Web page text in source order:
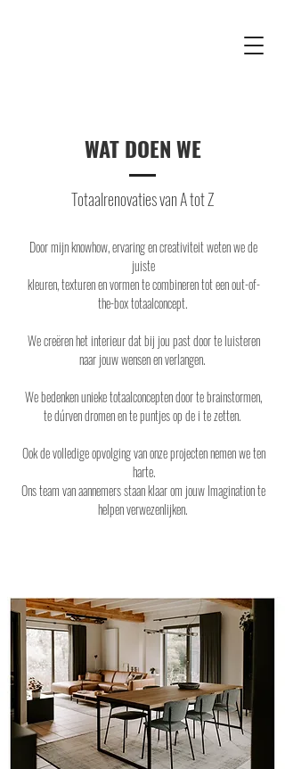
WAT DOEN WE
Totaalrenovaties van A tot Z
Door mijn knowhow, ervaring en creativiteit weten we de
juiste
kleuren, texturen en vormen te combineren tot een out-of-
the-box totaalconcept.
We creëren het interieur dat bij jou past door te luisteren
naar jouw wensen en verlangen.
We bedenken unieke totaalconcepten door te brainstormen,
te dúrven dromen en te puntjes op de i te zetten.
Ook de volledige opvolging van onze projecten nemen we ten
harte.
Ons team van aannemers staan klaar om jouw Imagination te
helpen verwezenlijken.